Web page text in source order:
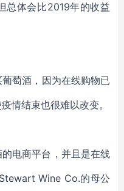
总体会比2019年的收益
萄酒， 因为在线购物已
情结束也很难以改变。
的电商平台 ，并且是在线
Wine Co.的母公